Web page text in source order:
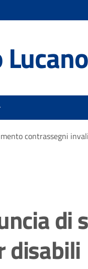
contrassegni
disabili